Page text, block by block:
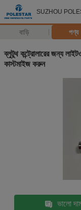
SUZHOU
বাড়ি পণ্য
ব্লুটুথ কন্ট্রোলারের জন্য
কাস্টমাইজ করুন
ভালো